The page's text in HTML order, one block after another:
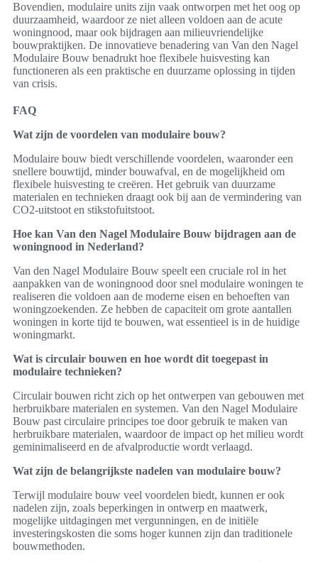
Bovendien, modulaire units zijn vaak ontworpen met het oog op
duurzaamheid, waardoor ze niet alleen voldoen aan de acute
woningnood, maar ook bijdragen aan milieuvriendelijke
bouwpraktijken. De innovatieve benadering van Van den Nagel
Modulaire Bouw benadrukt hoe flexibele huisvesting kan
functioneren als een praktische en duurzame oplossing in tijden
van crisis.
FAQ
Wat zijn de voordelen van modulaire bouw?
Modulaire bouw biedt verschillende voordelen, waaronder een
snellere bouwtijd, minder bouwafval, en de mogelijkheid om
flexibele huisvesting te creëren. Het gebruik van duurzame
materialen en technieken draagt ook bij aan de vermindering van
CO2-uitstoot en stikstofuitstoot.
Hoe kan Van den Nagel Modulaire Bouw bijdragen aan de
woningnood in Nederland?
Van den Nagel Modulaire Bouw speelt een cruciale rol in het
aanpakken van de woningnood door snel modulaire woningen te
realiseren die voldoen aan de moderne eisen en behoeften van
woningzoekenden. Ze hebben de capaciteit om grote aantallen
woningen in korte tijd te bouwen, wat essentieel is in de huidige
woningmarkt.
Wat is circulair bouwen en hoe wordt dit toegepast in
modulaire technieken?
Circulair bouwen richt zich op het ontwerpen van gebouwen met
herbruikbare materialen en systemen. Van den Nagel Modulaire
Bouw past circulaire principes toe door gebruik te maken van
herbruikbare materialen, waardoor de impact op het milieu wordt
geminimaliseerd en de afvalproductie wordt verlaagd.
Wat zijn de belangrijkste nadelen van modulaire bouw?
Terwijl modulaire bouw veel voordelen biedt, kunnen er ook
nadelen zijn, zoals beperkingen in ontwerp en maatwerk,
mogelijke uitdagingen met vergunningen, en de initiële
investeringskosten die soms hoger kunnen zijn dan traditionele
bouwmethoden.